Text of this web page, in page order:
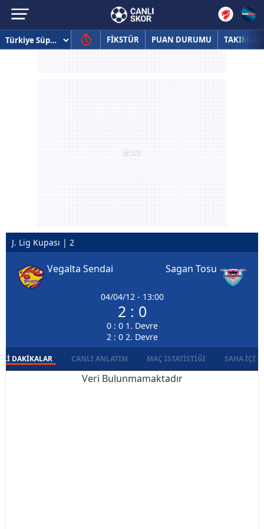
FİKSTÜR PUAN DURUMU TAKIMLAR
J. Lig Kupası | 2
Vegalta Sendai
04/04/12 - 13:00
2 : 0
0 : 0 1. Devre
2 : 0 2. Devre
Sagan Tosu
DAKIKALAR CANLI ANLATIM MAÇ İSTATISTIĞI SAHA İÇI
Veri Bulunmamaktadır